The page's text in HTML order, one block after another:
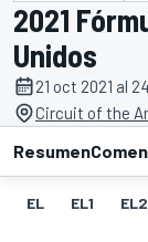
2021
Unidos
21 oct 2021 al
Circuit of the
Resumen
EL EL1 EL2